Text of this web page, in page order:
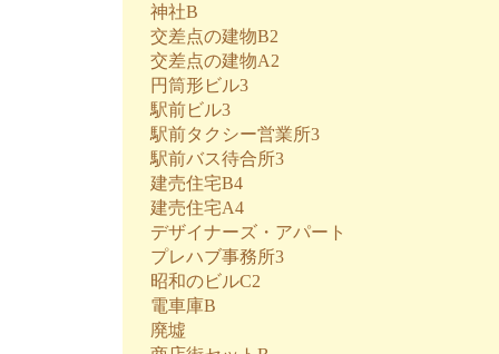
神社B
交差点の建物B2
交差点の建物A2
円筒形ビル3
駅前ビル3
駅前タクシー営業所3
駅前バス待合所3
建売住宅B4
建売住宅A4
デザイナーズ・アパート
プレハブ事務所3
昭和のビルC2
電車庫B
廃墟